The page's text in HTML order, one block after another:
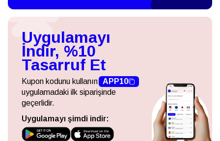
Uygulamayı
İndir, %10
Tasarruf Et
Kupon kodunu kullanın APP10
uygulamadaki ilk siparişinde
geçerlidir.
Uygulamayı şimdi indir: